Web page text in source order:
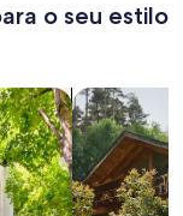
o seu estilo
buscar